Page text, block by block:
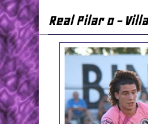
Real Pilar 0 -